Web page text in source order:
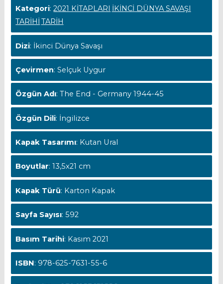
Kategori:2021 KİTAPLARI İKİNCİ DÜNYA SAVAŞI
TARİHİ TARİH
Dizi: İkinci Dünya Savaşı
Çevirmen: Selçuk Uygur
Özgün Adı: The End - Germany 1944-45
Özgün Dili: İngilizce
Kapak Tasarımı: Kutan Ural
Boyutlar: 13,5x21 cm
Kapak Türü: Karton Kapak
Sayfa Sayısı: 592
Basım Tarihi: Kasım 2021
ISBN: 978-625-7631-55-6